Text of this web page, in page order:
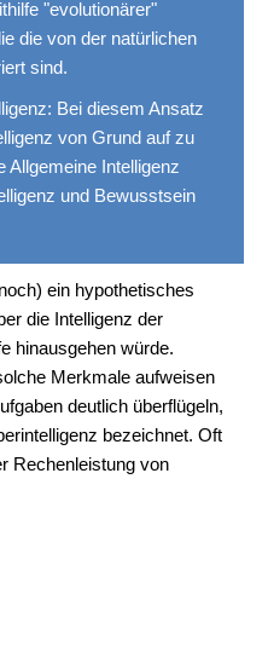
"evolutionärer"
die von der natürlichen
sind.
Bei diesem Ansatz
von Grund auf zu
Allgemeine Intelligenz
und Bewusstsein
ein hypothetisches
die Intelligenz der
hinausgehen würde.
Merkmale aufweisen
deutlich überflügeln,
bezeichnet. Oft
Rechenleistung von